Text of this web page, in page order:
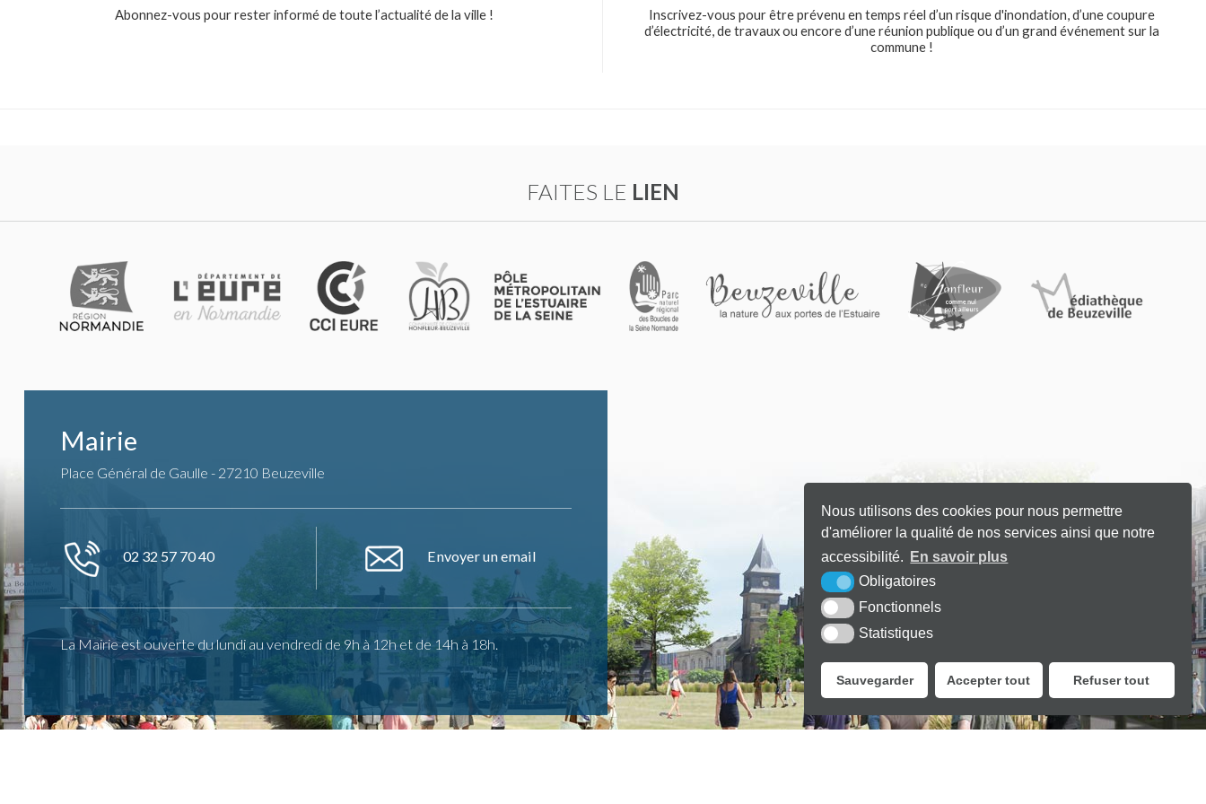
Nous utilisons des cookies pour nous permettre
d'améliorer la qualité de nos services ainsi que notre
accessibilité.
En savoir plus
Obligatoires
Fonctionnels
Statistiques
Sauvegarder Accepter tout Refuser tout
Abonnez-vous pour rester informé de toute l’actualité de la ville !
Inscrivez-vous pour être prévenu en temps réel d’un risque d'inondation, d’une coupure
d’électricité, de travaux ou encore d’une réunion publique ou d’un grand événement sur la
commune !
FAITES LE LIEN
Mairie
Place Général de Gaulle - 27210 Beuzeville
02 32 57 70 40 Envoyer un email
La Mairie est ouverte du lundi au vendredi de 9h à 12h et de 14h à 18h.